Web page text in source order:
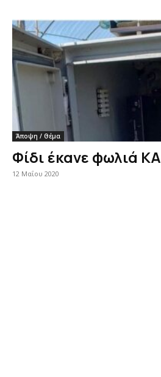
Άποψη / Θέμα
Φίδι έκανε φωλιά
12 Μαΐου 2020